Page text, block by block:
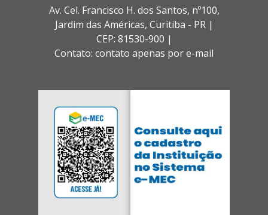
Av. Cel. Francisco H. dos Santos, nº100,
Jardim das Américas, Curitiba - PR |
CEP: 81530-900 |
Contato: contato apenas por e-mail